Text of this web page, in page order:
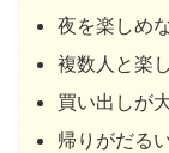
夜を楽しめ
複数人と楽
買い出しが
帰りがだる